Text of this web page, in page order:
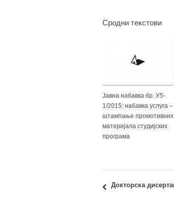
Сродни текстови
Јавна набавка бр. У5-
1/2015: набавка услуга –
штампање промотивних
материјала студијских
програма